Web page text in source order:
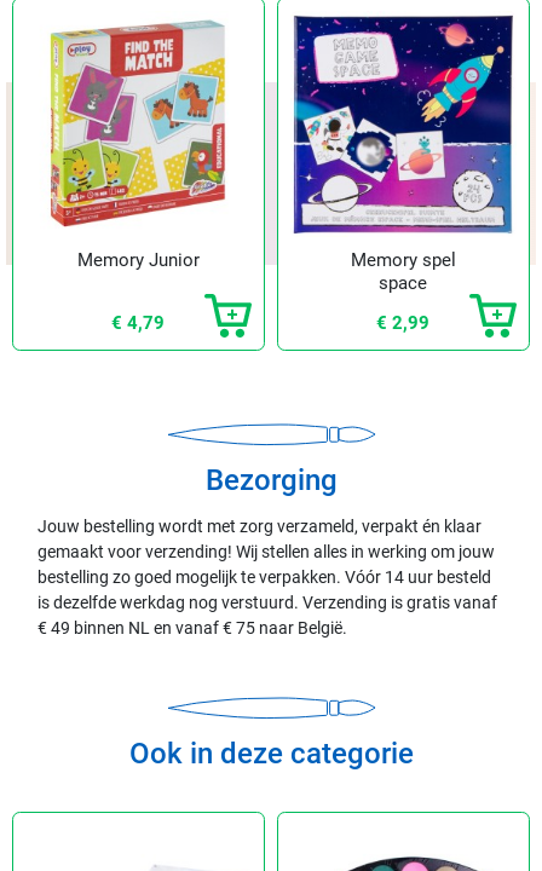
Memory Junior
€ 4,79
Memory spel
space
€ 2,99
Bezorging
Jouw bestelling wordt met zorg verzameld, verpakt én klaar
gemaakt voor verzending! Wij stellen alles in werking om jouw
bestelling zo goed mogelijk te verpakken. Vóór 14 uur besteld
is dezelfde werkdag nog verstuurd. Verzending is gratis vanaf
€ 49 binnen NL en vanaf € 75 naar België.
Ook in deze categorie